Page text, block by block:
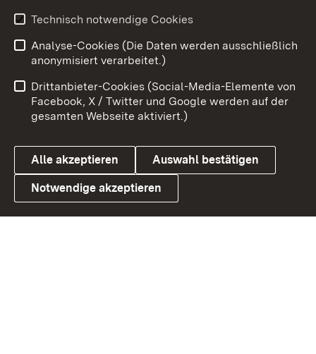
Youtube
Link zum Landesportal
Benutzungshinweise
Barrierefreiheit
Datenschutz
Cookies
Technisch notwendige Cookies
Analyse-Cookies (Die Daten werden ausschließlich
anonymisiert verarbeitet.)
Drittanbieter-Cookies (Social-Media-Elemente von
Facebook, X / Twitter und Google werden auf der
gesamten Webseite aktiviert.)
Alle akzeptieren Auswahl bestätigen
Notwendige akzeptieren